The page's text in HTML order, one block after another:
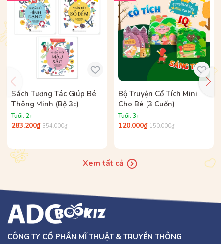
Sách Tương Tác Giúp Bé
Thông Minh (Bộ 3c)
Tuổi: 2+
283.200₫ 354.000₫
Bộ Truyện Cổ Tích Mini
Cho Bé (3 Cuốn)
Tuổi: 3+
120.000₫ 150.000₫
Xem tất cả
CÔNG TY CỔ PHẦN MĨ THUẬT & TRUYỀN THÔNG